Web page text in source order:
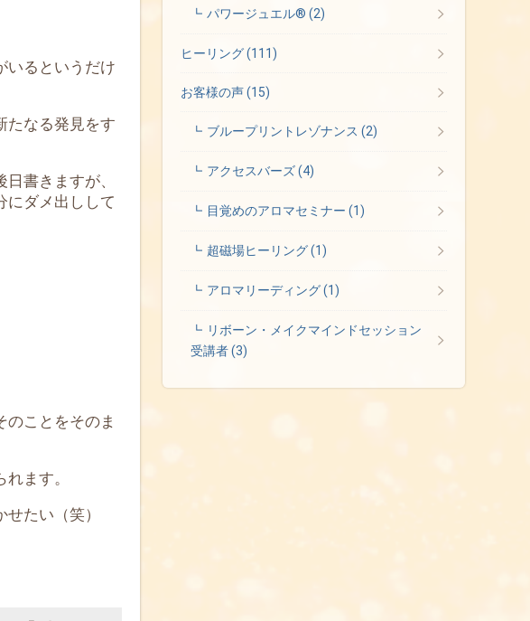
いるというだけ
たなる発見をす
書きますが、
にダメ出しして
のことをそのま
ます。
たい（笑）
パワージュエル®(2)
ヒーリング(111)
お客様の声(15)
ブループリントレゾナンス(2)
アクセスバーズ(4)
目覚めのアロマセミナー(1)
超磁場ヒーリング(1)
アロマリーディング(1)
リボーン・メイクマインドセッション
受講者(3)